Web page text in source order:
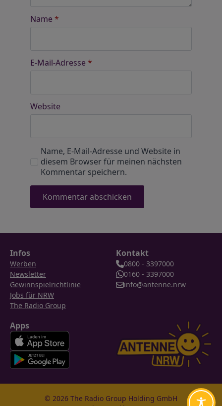
Name *
E-Mail-Adresse *
Website
Name, E-Mail-Adresse und Website in
diesem Browser für meinen nächsten
Kommentar speichern.
Infos
Werben
Newsletter
Gewinnspielrichtlinie
Jobs für NRW
The Radio Group
Kontakt
0800 - 3397000
0160 - 3397000
info@antenne.nrw
Apps
© 2026 The Radio Group Holding GmbH